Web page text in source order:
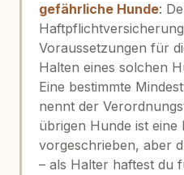
gefährliche Hunde:
Voraussetzungen für
Halten eines solchen
Eine bestimmte
nennt der
übrigen Hunde ist
vorgeschrieben, aber
– als Halter haftest du